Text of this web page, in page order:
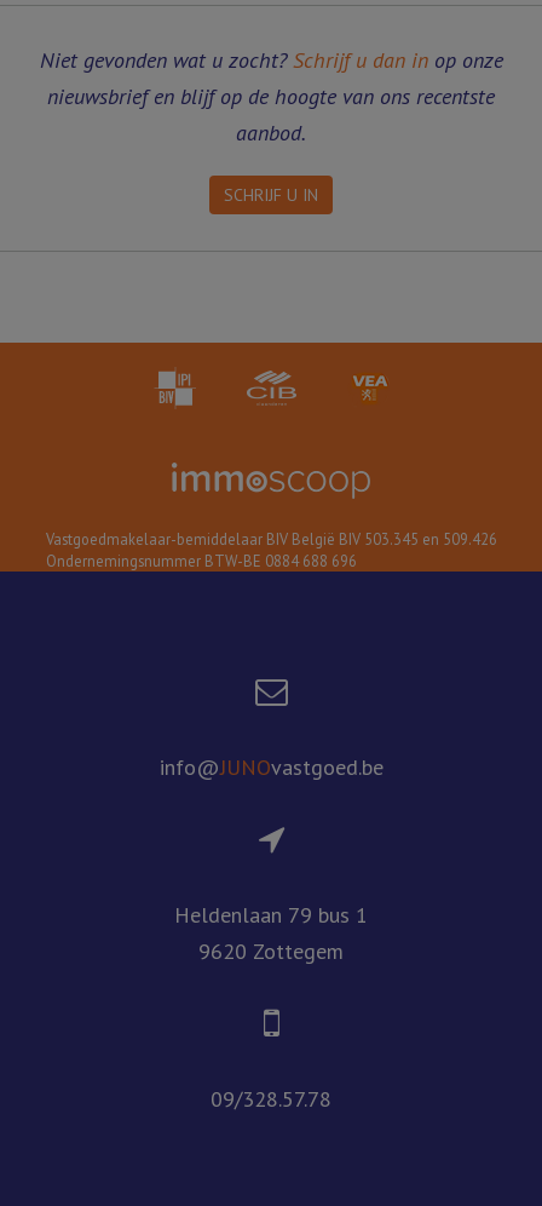
Niet gevonden wat u zocht?Schrijf u dan inop onze
nieuwsbrief en blijf op de hoogte van ons recentste
aanbod.
SCHRIJF U IN
Vastgoedmakelaar-bemiddelaar BIV België BIV 503.345 en 509.426
Ondernemingsnummer BTW-BE 0884 688 696
info@JUNOvastgoed.be
Heldenlaan 79 bus 1
9620 Zottegem
09/328.57.78